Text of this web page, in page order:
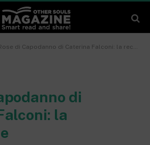
di Capodanno di Caterina Falconi: la recensione
di
la